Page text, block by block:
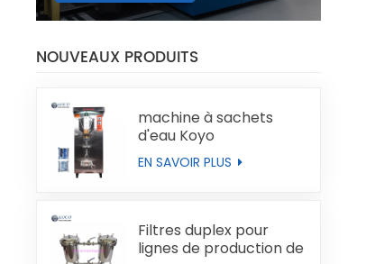
NOUVEAUX PRODUITS
machine à sachets
d'eau Koyo
EN SAVOIR PLUS
Filtres duplex pour
lignes de production de